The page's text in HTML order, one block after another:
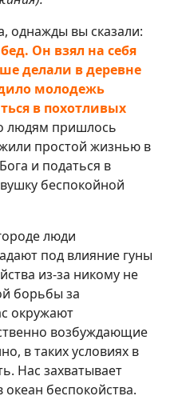
однажды вы сказали:
Он взял на себя
делали в деревне
молодежь
в похотливых
людям пришлось
простой жизнью в
и податься в
беспокойной
люди
под влияние гуны
из-за никому не
борьбы за
окружают
возбуждающие
в таких условиях в
Нас захватывает
беспокойства.